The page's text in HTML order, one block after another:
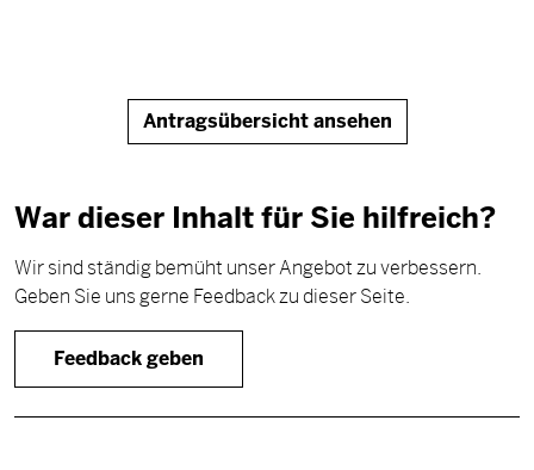
Antragsübersicht ansehen
War dieser Inhalt für Sie hilfreich?
Wir sind ständig bemüht unser Angebot zu verbessern.
Geben Sie uns gerne Feedback zu dieser Seite.
Feedback geben